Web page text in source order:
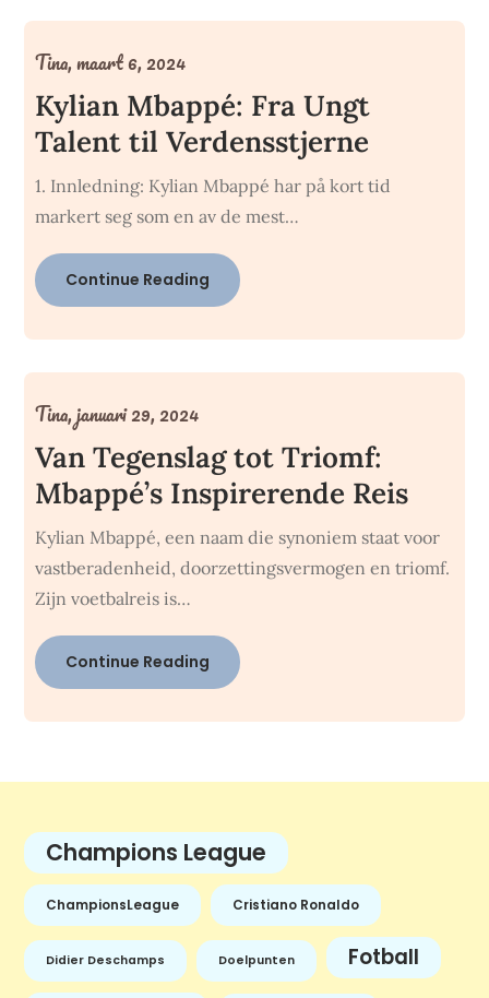
Kylian Mbappé: Fra Ungt
Talent til Verdensstjerne
Tina,maart 6, 2024
1. Innledning: Kylian Mbappé har på kort tid
markert seg som en av de mest…
Continue Reading
Van Tegenslag tot Triomf:
Mbappé’s Inspirerende Reis
Tina,januari 29, 2024
Kylian Mbappé, een naam die synoniem staat voor
vastberadenheid, doorzettingsvermogen en triomf.
Zijn voetbalreis is…
Continue Reading
Champions League
ChampionsLeague Cristiano Ronaldo
Didier Deschamps Doelpunten Fotball